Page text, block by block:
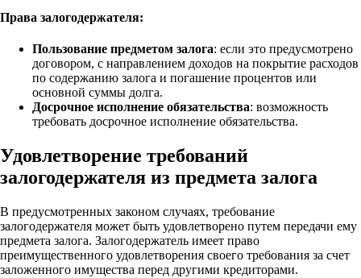
Права залогодержателя:
Пользование предметом залога: если это предусмотрено
договором, с направлением доходов на покрытие расходов
по содержанию залога и погашение процентов или
основной суммы долга.
Досрочное исполнение обязательства: возможность
требовать досрочное исполнение обязательства.
Удовлетворение требований
залогодержателя из предмета залога
В предусмотренных законом случаях, требование
залогодержателя может быть удовлетворено путем передачи ему
предмета залога. Залогодержатель имеет право
преимущественного удовлетворения своего требования за счет
заложенного имущества перед другими кредиторами.